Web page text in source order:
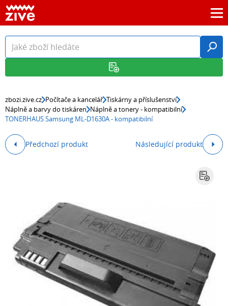
zbozi.zive.cz Počítače a kancelář Tiskárny a příslušenství
Náplně a barvy do tiskáren Náplně a tonery - kompatibilní
TONERHAUS Samsung ML-D1630A - kompatibilní
Předchozí produkt Následující produkt